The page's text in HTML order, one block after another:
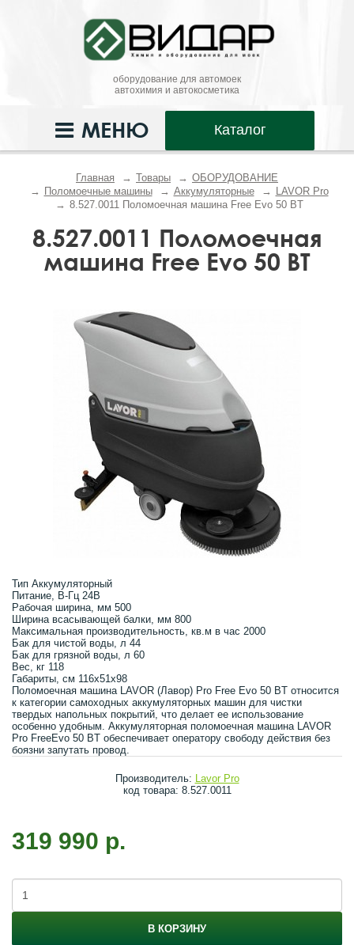
оборудование для автомоек
автохимия и автокосметика
Каталог
МЕНЮ
Главная Товары
ОБОРУДОВАНИЕ
Поломоечные машины
Аккумуляторные
LAVOR Pro
8.527.0011 Поломоечная машина Free Evo 50 BТ
8.527.0011 Поломоечная
машина Free Evo 50 BТ
Тип Аккумуляторный
Питание, В-Гц 24В
Рабочая ширина, мм 500
Ширина всасывающей балки, мм 800
Максимальная производительность, кв.м в час 2000
Бак для чистой воды, л 44
Бак для грязной воды, л 60
Вес, кг 118
Габариты, см 116х51х98
Поломоечная машина LAVOR (Лавор) Pro Free Evo 50 BT относится
к категории самоходных аккумуляторных машин для чистки
твердых напольных покрытий, что делает ее использование
особенно удобным. Аккумуляторная поломоечная машина LAVOR
Pro FreeEvo 50 BT обеспечивает оператору свободу действия без
боязни запутать провод.
Производитель: Lavor Pro
код товара: 8.527.0011
319 990 р.
В КОРЗИНУ